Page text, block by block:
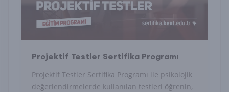
Projektif Testler Sertifika Programı
Projektif Testler Sertifika Programı ile psikolojik
değerlendirmelerde kullanılan testleri öğrenin,